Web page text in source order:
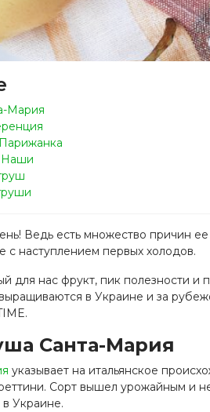
Мария
Наши
Ведь есть множество причин
с наступлением первых холодов.
для нас фрукт, пик полезности и
в Украине и за
Санта-Мария
указывает на итальянское
Сорт вышел урожайным и
Украине.